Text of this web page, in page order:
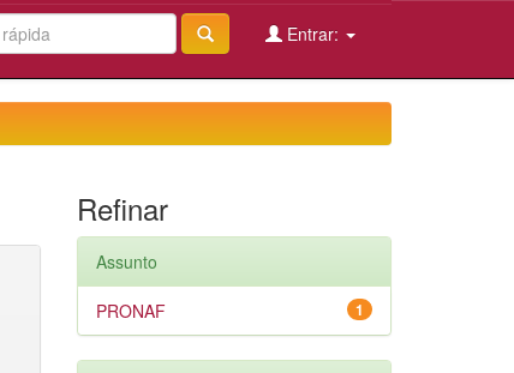
Entrar:
Refinar
Assunto
1
PRONAF